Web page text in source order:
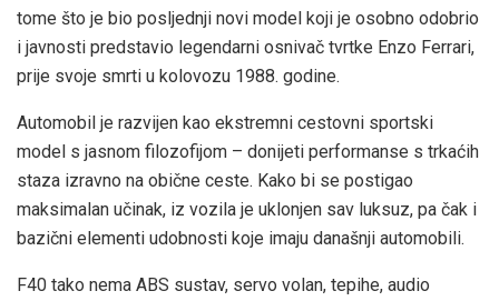
tome što je bio posljednji novi model koji je osobno odobrio
i javnosti predstavio legendarni osnivač tvrtke Enzo Ferrari,
prije svoje smrti u kolovozu 1988. godine.
Automobil je razvijen kao ekstremni cestovni sportski
model s jasnom filozofijom – donijeti performanse s trkaćih
staza izravno na obične ceste. Kako bi se postigao
maksimalan učinak, iz vozila je uklonjen sav luksuz, pa čak i
bazični elementi udobnosti koje imaju današnji automobili.
F40 tako nema ABS sustav, servo volan, tepihe, audio